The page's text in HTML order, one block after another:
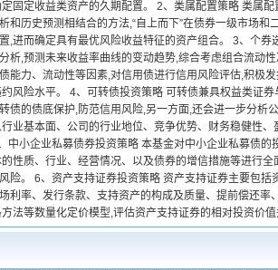
固定收益类资产的久期配置。 2、类属配置策略 类属
和历史预测相结合的方法,“自上而下”在债券一级市场
,进而确定具有最优风险收益特征的资产组合。 3、个
析,预测未来收益率曲线的变动趋势,综合考虑组合流动
能力、流动性等因素,对信用债进行信用风险评估,积极
风险水平。 4、可转债投资策略 可转债兼具权益类证
债的债底保护,防范信用风险,另一方面,还会进一步分析
业基本面、公司的行业地位、竞争优势、财务稳健性
中小企业私募债券投资策略 本基金对中小企业私募债
性质、行业、经营情况、以及债券的增信措施等进行
险。 6、资产支持证券投资策略 资产支持证券主要包
利率、发行条款、支持资产的构成及质量、提前偿还
法等数量化定价模型,评估资产支持证券的相对投资价值